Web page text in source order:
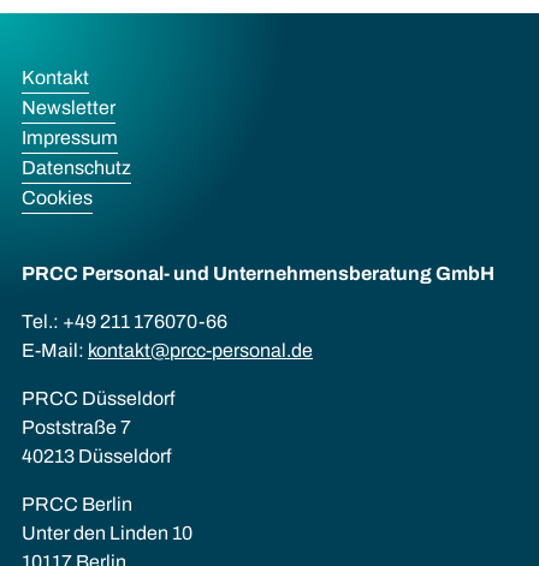
Kontakt
Newsletter
Impressum
Datenschutz
Cookies
PRCC Personal- und Unternehmens­beratung GmbH
Tel.: +49 211 176070-66
E-Mail: kontakt@prcc-personal.de
PRCC Düsseldorf
Poststraße 7
40213 Düsseldorf
PRCC Berlin
Unter den Linden 10
10117 Berlin